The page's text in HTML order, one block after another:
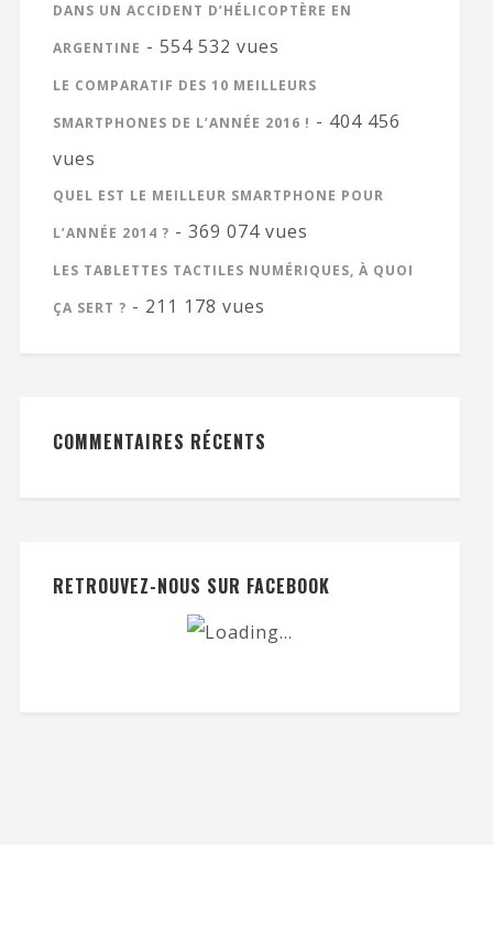
DANS UN ACCIDENT D’HÉLICOPTÈRE EN
ARGENTINE - 554 532 vues
LE COMPARATIF DES 10 MEILLEURS
SMARTPHONES DE L’ANNÉE 2016 ! - 404 456
vues
QUEL EST LE MEILLEUR SMARTPHONE POUR
L’ANNÉE 2014 ? - 369 074 vues
LES TABLETTES TACTILES NUMÉRIQUES, À QUOI
ÇA SERT ? - 211 178 vues
COMMENTAIRES RÉCENTS
RETROUVEZ-NOUS SUR FACEBOOK